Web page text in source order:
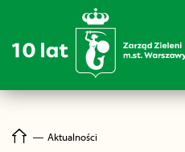
― Aktualności